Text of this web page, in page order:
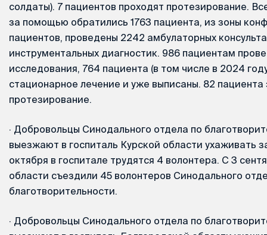
солдаты). 7 пациентов проходят протезирование.
за помощью обратились 1763 пациента, из зоны
пациентов, проведены 2242 амбулаторных
инструментальных диагностик. 986 пациентам
исследования, 764 пациента (в том числе в 2024
стационарное лечение и уже выписаны. 82
протезирование.
· Добровольцы Синодального отдела по
выезжают в госпиталь Курской области ухаживать
октября в госпитале трудятся 4 волонтера. С 3
области съездили 45 волонтеров Синодального
благотворительности.
· Добровольцы Синодального отдела по